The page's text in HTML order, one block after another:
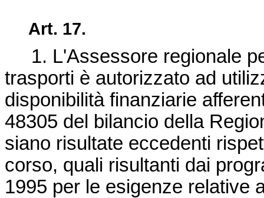
Art. 17.
1. L'Assessore regionale
trasporti è autorizzato ad
disponibilità finanziarie
48305 del bilancio della
siano risultate eccedenti
corso, quali risultanti dai
1995 per le esigenze relative